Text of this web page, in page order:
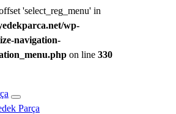
'select_reg_menu' in
wp-
navigation-
on line 330
Parça